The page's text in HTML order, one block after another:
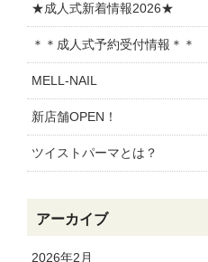
★成人式新着情報2026★
＊＊成人式予約受付情報＊＊
MELL-NAIL
新店舗OPEN！
ツイストパーマとは？
アーカイブ
2026年2月